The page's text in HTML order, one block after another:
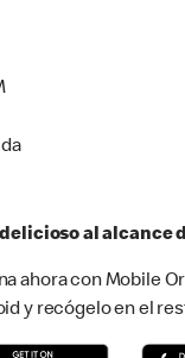
al alcance
ahora con Mobile
y recógelo en el